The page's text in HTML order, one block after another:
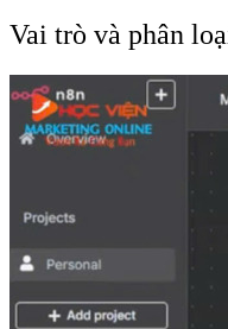
Vai trò và phân